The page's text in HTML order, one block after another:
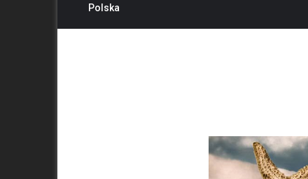
Polska